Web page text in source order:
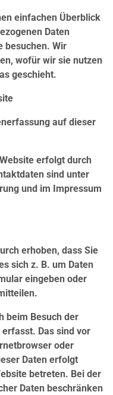
einfachen Überblick
Daten
besuchen. Wir
wofür wir sie nutzen
geschieht.
auf dieser
erfolgt durch
sind unter
und im Impressum
erhoben, dass Sie
sich z. B. um Daten
eingeben oder
beim Besuch der
Das sind vor
oder
Daten erfolgt
betreten. Bei der
Daten beschränken